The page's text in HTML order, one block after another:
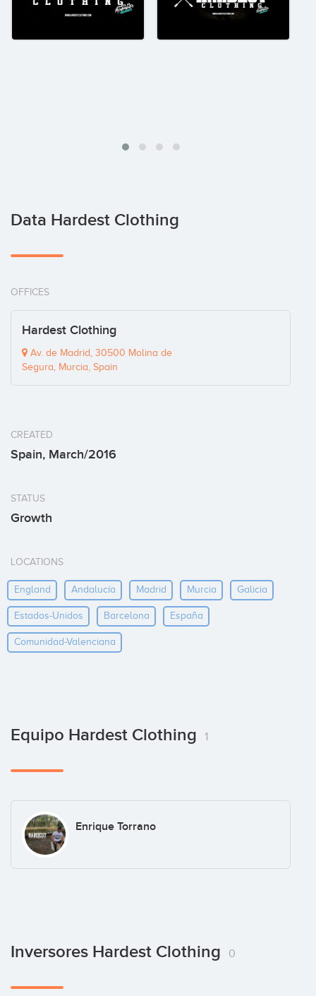
Data Hardest Clothing
OFFICES
Hardest Clothing
Av. de Madrid, 30500 Molina de
Segura, Murcia, Spain
CREATED
Spain, March/2016
STATUS
Growth
LOCATIONS
England Andalucía Madrid Murcia Galicia
Estados-Unidos Barcelona España
Comunidad-Valenciana
Equipo Hardest Clothing 1
Enrique Torrano
Inversores Hardest Clothing 0